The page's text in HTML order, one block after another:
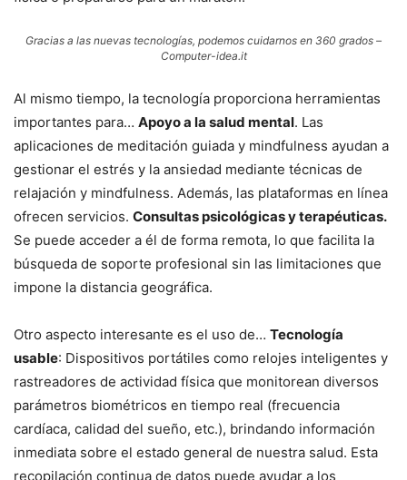
Gracias a las nuevas tecnologías, podemos cuidarnos en 360 grados –
Computer-idea.it
Al mismo tiempo, la tecnología proporciona herramientas
importantes para… Apoyo a la salud mental. Las
aplicaciones de meditación guiada y mindfulness ayudan a
gestionar el estrés y la ansiedad mediante técnicas de
relajación y mindfulness. Además, las plataformas en línea
ofrecen servicios. Consultas psicológicas y terapéuticas.
Se puede acceder a él de forma remota, lo que facilita la
búsqueda de soporte profesional sin las limitaciones que
impone la distancia geográfica.
Otro aspecto interesante es el uso de… Tecnología
usable: Dispositivos portátiles como relojes inteligentes y
rastreadores de actividad física que monitorean diversos
parámetros biométricos en tiempo real (frecuencia
cardíaca, calidad del sueño, etc.), brindando información
inmediata sobre el estado general de nuestra salud. Esta
recopilación continua de datos puede ayudar a los